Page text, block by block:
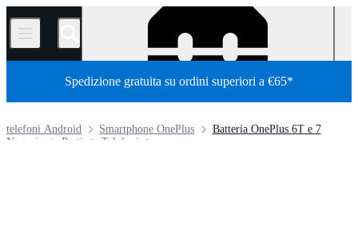
/
Spedizione gratuita su ordini superiori a €65*
Batteria OnePlus 6T e 7
Smartphone OnePlus
telefoni Android
Telefoni
Parti
Negozio